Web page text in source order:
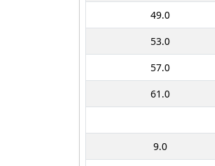
49.0
53.0
57.0
61.0
9.0